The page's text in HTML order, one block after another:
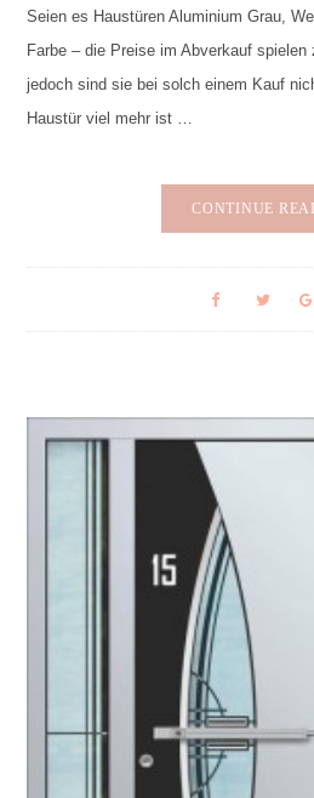
Seien es Haustüren Aluminium Grau,
Farbe – die Preise im Abverkauf spielen
jedoch sind sie bei solch einem Kauf
Haustür viel mehr ist …
CONTINUE